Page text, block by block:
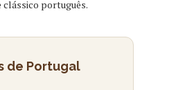
português.
de Portugal